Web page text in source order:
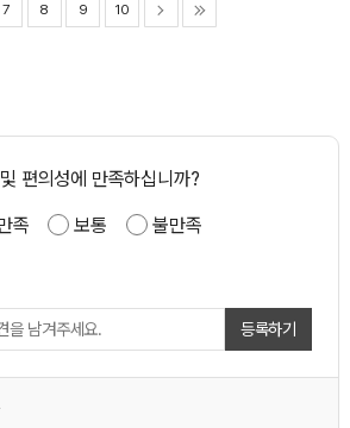
7 8 9 10
편의성에 만족하십니까?
족 보통
불만족
등록하기